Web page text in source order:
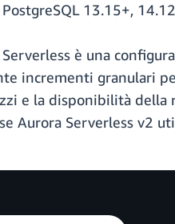
13.15+,
è una
incrementi granulari
e la disponibilità della
Aurora Serverless v2